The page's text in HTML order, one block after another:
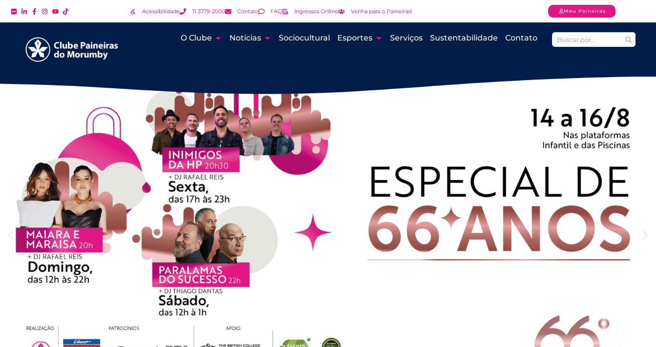
Acessibilidade 11 3779-2000 Contato FAQ Ingressos Online Venha para o Paineiras! Meu Paineiras
O Clube Notícias Sociocultural Esportes Serviços Sustentabilidade Contato